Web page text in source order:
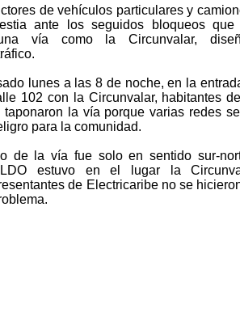
de vehículos particulares y
ante los seguidos bloqueos
vía como la Circunvalar,
lunes a las 8 de noche, en la
102 con la Circunvalar, habitantes
taponaron la vía porque varias redes
para la comunidad.
de la vía fue solo en sentido sur-
estuvo en el lugar la
de Electricaribe no se